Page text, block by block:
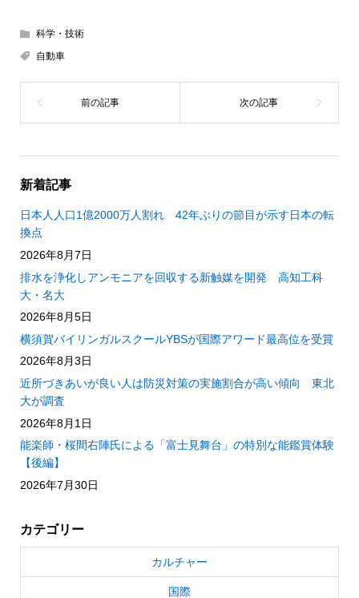
科学・技術
自動車
新着記事
日本人人口1億2000万人割れ 42年ぶりの節目が示す日本の転
換点
2026年8月7日
排水を浄化しアンモニアを回収する新触媒を開発 高知工科
大・名大
2026年8月5日
横須賀バイリンガルスクールYBSが国際アワード最高位を受賞
2026年8月3日
近所づきあいが良い人は防災対策の実施割合が高い傾向 東北
大が調査
2026年8月1日
能楽師・桜間右陣氏による「富士見舞台」の特別な能鑑賞体験
【後編】
2026年7月30日
カテゴリー
カルチャー
国際